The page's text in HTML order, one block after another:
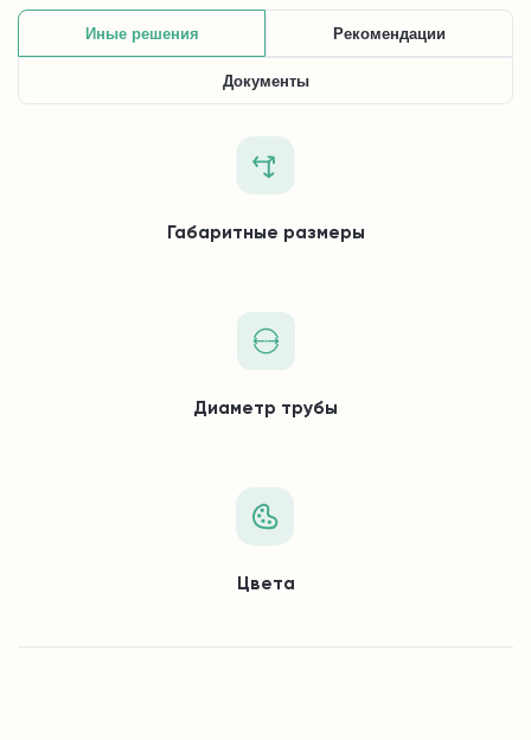
Иные решения Рекомендации
Документы
Габаритные размеры
Диаметр трубы
Цвета